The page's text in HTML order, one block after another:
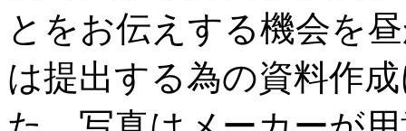
とをお伝えする機会を
は提出する為の資料作